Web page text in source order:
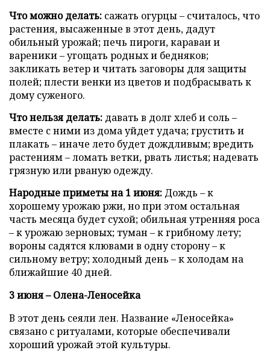
Что можно делать: сажать огурцы – считалось, что
растения, высаженные в этот день, дадут
обильный урожай; печь пироги, караваи и
вареники – угощать родных и бедняков;
закликать ветер и читать заговоры для защиты
полей; плести венки из цветов и подбрасывать к
дому суженого.
Что нельзя делать: давать в долг хлеб и соль –
вместе с ними из дома уйдет удача; грустить и
плакать – иначе лето будет дождливым; вредить
растениям – ломать ветки, рвать листья; надевать
грязную или рваную одежду.
Народные приметы на 1 июня: Дождь – к
хорошему урожаю ржи, но при этом остальная
часть месяца будет сухой; обильная утренняя роса
– к урожаю зерновых; туман – к грибному лету;
вороны садятся клювами в одну сторону – к
сильному ветру; холодный день – к холодам на
ближайшие 40 дней.
3 июня – Олена-Леносейка
В этот день сеяли лен. Название «Леносейка»
связано с ритуалами, которые обеспечивали
хороший урожай этой культуры.